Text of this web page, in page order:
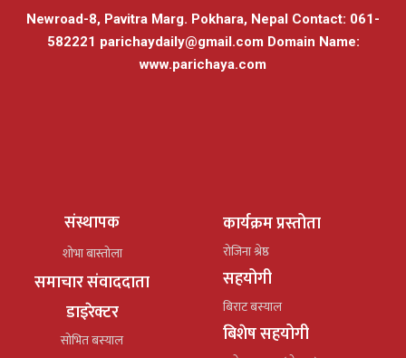
Newroad-8, Pavitra Marg. Pokhara, Nepal Contact: 061-
582221 parichaydaily@gmail.comDomain Name:
www.parichaya.com
संस्थापक
शोभा बास्तोला
समाचार संवाददाता
डाइरेक्टर
सोभित बस्याल
कार्यक्रम प्रस्तोता
रोजिना श्रेष्ठ
सहयोगी
बिराट बस्याल
बिशेष सहयोगी